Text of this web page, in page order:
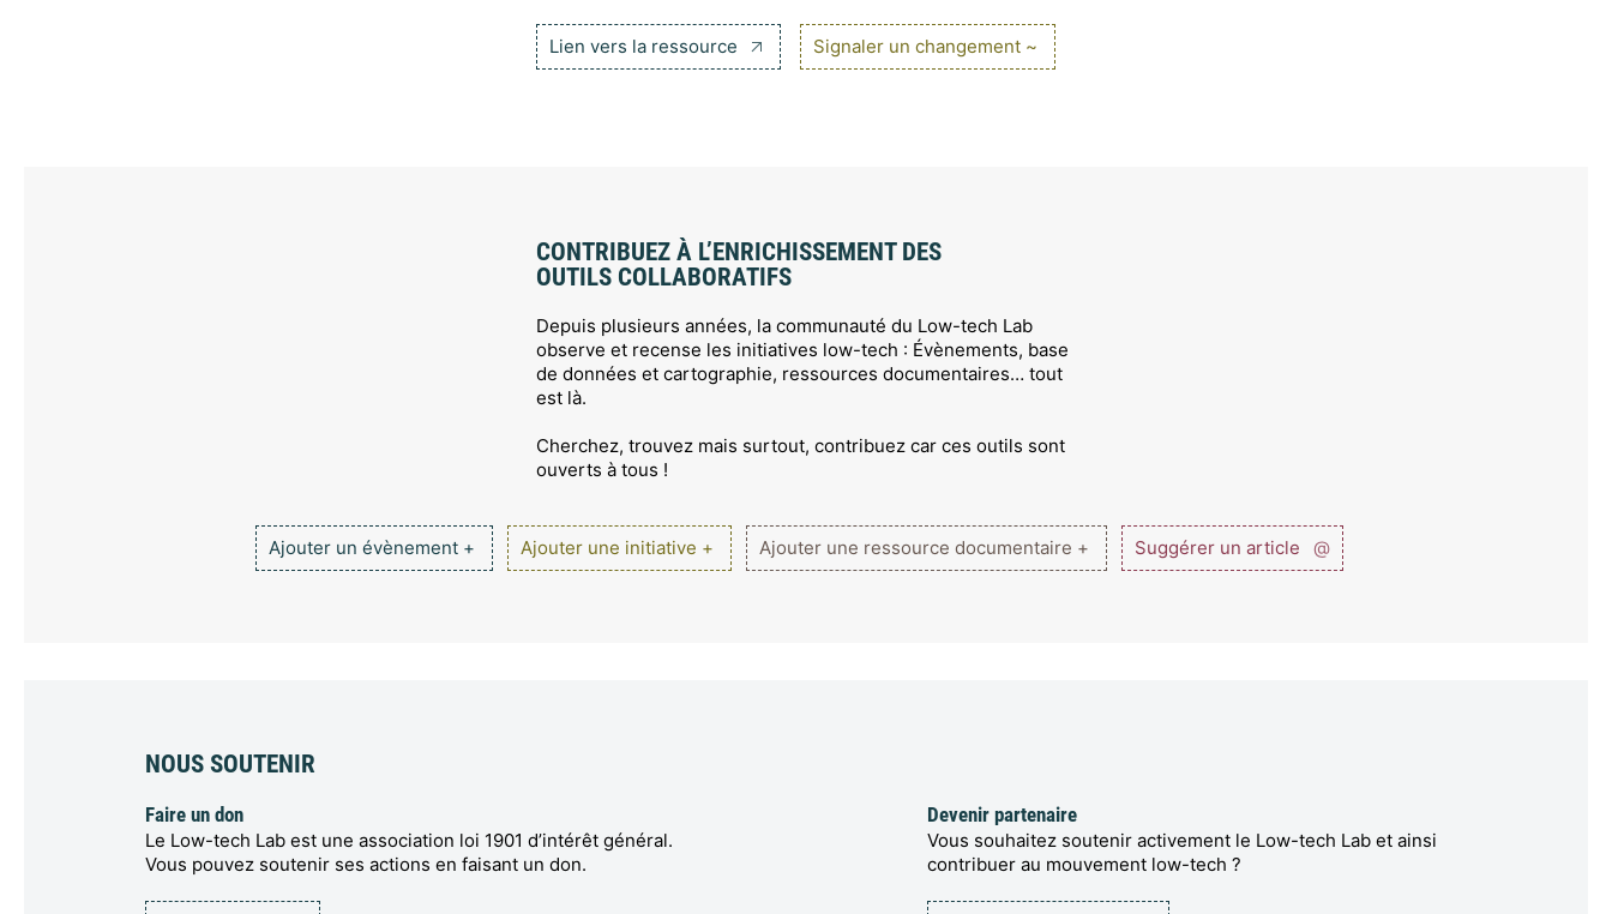
Lien vers la ressource Signaler un changement ~
CONTRIBUEZ À L’ENRICHISSEMENT DES
OUTILS COLLABORATIFS
Depuis plusieurs années, la communauté du Low-tech Lab
observe et recense les initiatives low-tech : Évènements, base
de données et cartographie, ressources documentaires… tout
est là.
Cherchez, trouvez mais surtout, contribuez car ces outils sont
ouverts à tous !
Ajouter un évènement + Ajouter une initiative + Ajouter une ressource documentaire + Suggérer un article @
NOUS SOUTENIR
Faire un don
Le Low-tech Lab est une association loi 1901 d’intérêt général.
Vous pouvez soutenir ses actions en faisant un don.
Devenir partenaire
Vous souhaitez soutenir activement le Low-tech Lab et ainsi
contribuer au mouvement low-tech ?